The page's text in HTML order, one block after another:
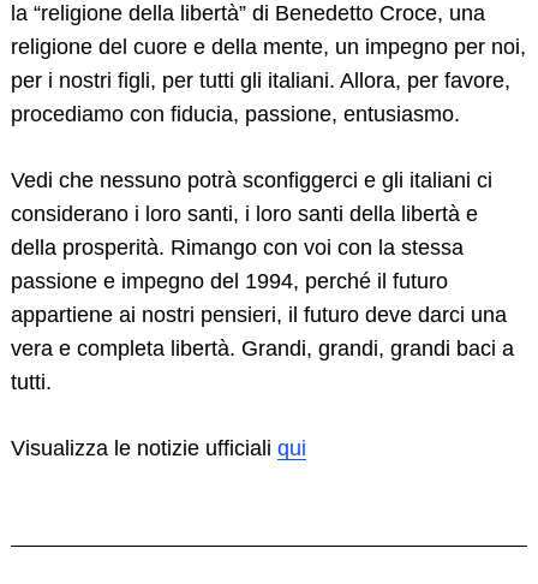
la “religione della libertà” di Benedetto Croce, una
religione del cuore e della mente, un impegno per noi,
per i nostri figli, per tutti gli italiani. Allora, per favore,
procediamo con fiducia, passione, entusiasmo.
Vedi che nessuno potrà sconfiggerci e gli italiani ci
considerano i loro santi, i loro santi della libertà e
della prosperità. Rimango con voi con la stessa
passione e impegno del 1994, perché il futuro
appartiene ai nostri pensieri, il futuro deve darci una
vera e completa libertà. Grandi, grandi, grandi baci a
tutti.
Visualizza le notizie ufficiali qui